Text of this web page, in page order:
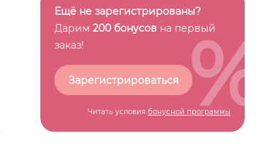
Ещё не зарегистрированы?
Дарим 200 бонусов на первый
заказ!
Зарегистрироваться
Читать условия бонусной программы
%